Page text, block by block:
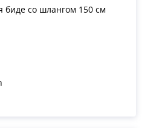
биде со шлангом 150 см